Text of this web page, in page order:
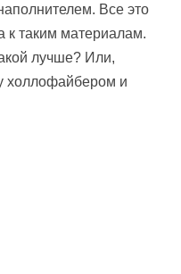
Все это
к таким материалам.
лучше? Или,
холлофайбером и